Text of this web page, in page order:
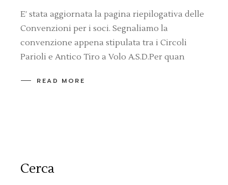
E’ stata aggiornata la pagina riepilogativa delle
Convenzioni per i soci. Segnaliamo la
convenzione appena stipulata tra i Circoli
Parioli e Antico Tiro a Volo A.S.D.Per quan
READ MORE
Cerca